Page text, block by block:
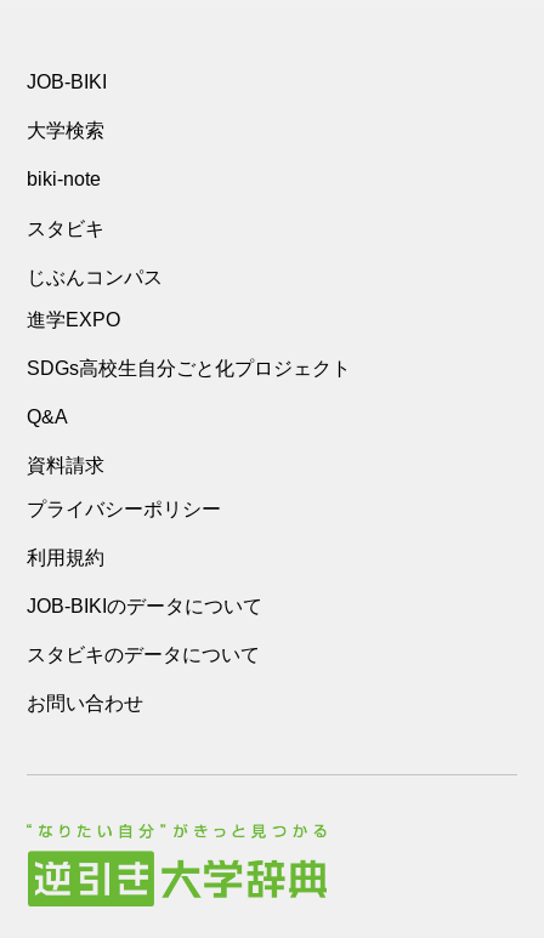
JOB-BIKI
大学検索
biki-note
スタビキ
じぶんコンパス
進学EXPO
SDGs高校生自分ごと化プロジェクト
Q&A
資料請求
プライバシーポリシー
利用規約
JOB-BIKIのデータについて
スタビキのデータについて
お問い合わせ